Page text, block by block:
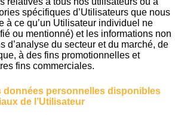
spécifiques d’Utilisateurs que nous
à ce qu’un Utilisateur individuel ne
ou mentionné) et les informations non
d’analyse du secteur et du marché, de
à des fins promotionnelles et
fins commerciales.
données personnelles disponibles
de l’Utilisateur